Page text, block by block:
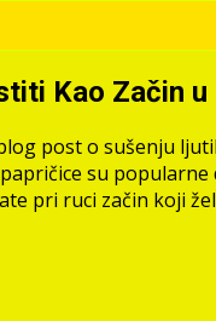
Kao Začin
post o sušenju
su
pri ruci začin koji